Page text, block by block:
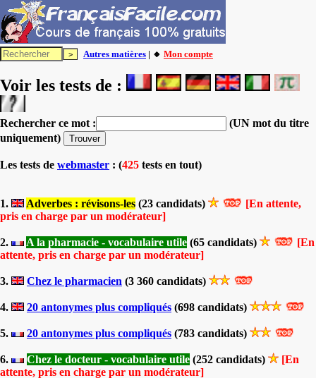
Autres matières | 🔸 Mon compte
Voir les tests de :
Rechercher ce mot :
(UN mot du titre
uniquement)
Les tests de webmaster : (425 tests en tout)
1. Adverbes : révisons-les (23 candidats)
[En attente,
pris en charge par un modérateur]
2. A la pharmacie - vocabulaire utile (65 candidats)
[En
attente, pris en charge par un modérateur]
3. Chez le pharmacien (3 360 candidats)
4. 20 antonymes plus compliqués (698 candidats)
5. 20 antonymes plus compliqués (783 candidats)
6. Chez le docteur - vocabulaire utile (252 candidats)
[En
attente, pris en charge par un modérateur]